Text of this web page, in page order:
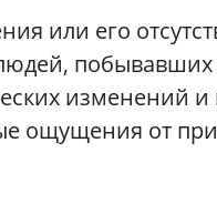
или его
побывавших
изменений
ощущения от